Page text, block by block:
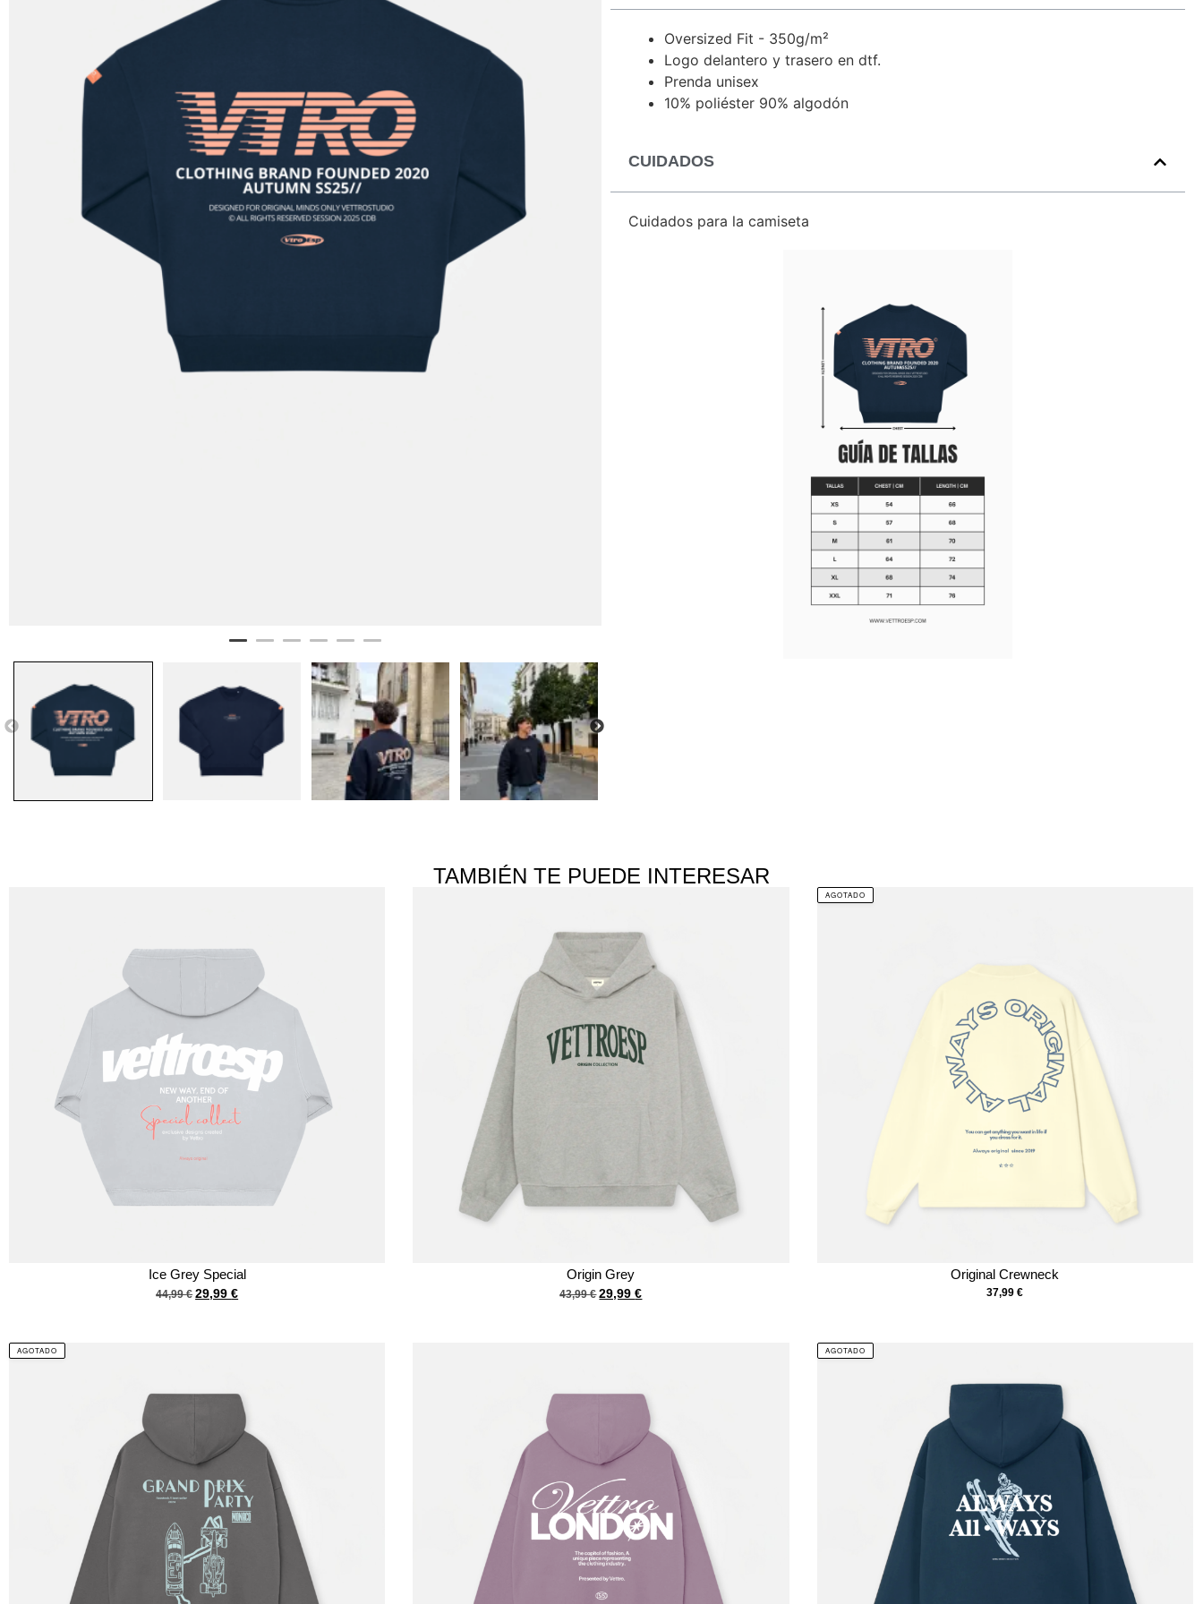
Oversized Fit - 350g/m²
Logo delantero y trasero en dtf.
Prenda unisex
10% poliéster 90% algodón
CUIDADOS
Cuidados para la camiseta
TAMBIÉN TE PUEDE INTERESAR
Ice Grey Special
44,99€ 29,99€
Origin Grey
43,99€ 29,99€
AGOTADO
Original Crewneck
37,99€
AGOTADO AGOTADO